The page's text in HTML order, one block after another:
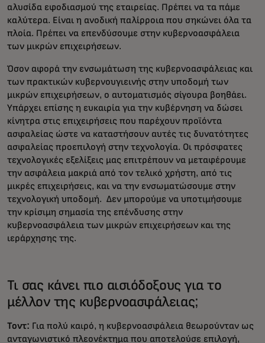
αλυσίδα εφοδιασμού της εταιρείας. Πρέπει να τα πάμε
καλύτερα. Είναι η ανοδική παλίρροια που σηκώνει όλα τα
πλοία. Πρέπει να επενδύσουμε στην κυβερνοασφάλεια
των μικρών επιχειρήσεων.
Όσον αφορά την ενσωμάτωση της κυβερνοασφάλειας και
των πρακτικών κυβερνουγιεινής στην υποδομή των
μικρών επιχειρήσεων, ο αυτοματισμός σίγουρα βοηθάει.
Υπάρχει επίσης η ευκαιρία για την κυβέρνηση να δώσει
κίνητρα στις επιχειρήσεις που παρέχουν προϊόντα
ασφαλείας ώστε να καταστήσουν αυτές τις δυνατότητες
ασφαλείας προεπιλογή στην τεχνολογία. Οι πρόσφατες
τεχνολογικές εξελίξεις μας επιτρέπουν να μεταφέρουμε
την ασφάλεια μακριά από τον τελικό χρήστη, από τις
μικρές επιχειρήσεις, και να την ενσωματώσουμε στην
τεχνολογική υποδομή. Δεν μπορούμε να υποτιμήσουμε
την κρίσιμη σημασία της επένδυσης στην
κυβερνοασφάλεια των μικρών επιχειρήσεων και της
ιεράρχησης της.
Τι σας κάνει πιο αισιόδοξους για το
μέλλον της κυβερνοασφάλειας;
Τοντ: Για πολύ καιρό, η κυβερνοασφάλεια θεωρούνταν ως
ανταγωνιστικό πλεονέκτημα που αποτελούσε επιλογή,